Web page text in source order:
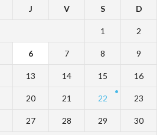
J V S D
1 2
6 7 8 9
13 14 15 16
20 21 22 23
27 28 29 30